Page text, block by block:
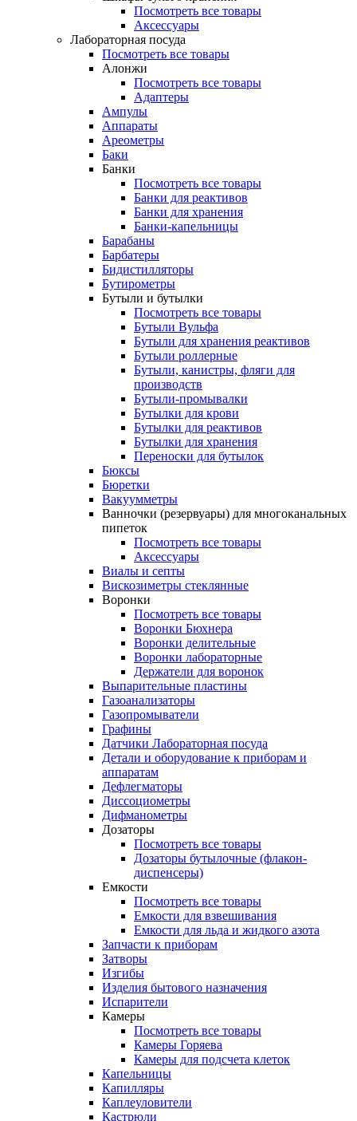
Посмотреть все товары
Аксессуары
Лабораторная посуда
Посмотреть все товары
Алонжи
Посмотреть все товары
Адаптеры
Ампулы
Аппараты
Ареометры
Баки
Банки
Посмотреть все товары
Банки для реактивов
Банки для хранения
Банки-капельницы
Барабаны
Барбатеры
Бидистилляторы
Бутирометры
Бутыли и бутылки
Посмотреть все товары
Бутыли Вульфа
Бутыли для хранения реактивов
Бутыли роллерные
Бутыли, канистры, фляги для
производств
Бутыли-промывалки
Бутылки для крови
Бутылки для реактивов
Бутылки для хранения
Переноски для бутылок
Бюксы
Бюретки
Вакуумметры
Ванночки (резервуары) для многоканальных
пипеток
Посмотреть все товары
Аксессуары
Виалы и септы
Вискозиметры стеклянные
Воронки
Посмотреть все товары
Воронки Бюхнера
Воронки делительные
Воронки лабораторные
Держатели для воронок
Выпарительные пластины
Газоанализаторы
Газопромыватели
Графины
Датчики Лабораторная посуда
Детали и оборудование к приборам и
аппаратам
Дефлегматоры
Диссоциометры
Дифманометры
Дозаторы
Посмотреть все товары
Дозаторы бутылочные (флакон-
диспенсеры)
Емкости
Посмотреть все товары
Емкости для взвешивания
Емкости для льда и жидкого азота
Запчасти к приборам
Затворы
Изгибы
Изделия бытового назначения
Испарители
Камеры
Посмотреть все товары
Камеры Горяева
Камеры для подсчета клеток
Капельницы
Капилляры
Каплеуловители
Кастрюли